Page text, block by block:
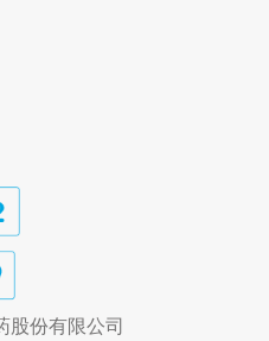
股份有限公司